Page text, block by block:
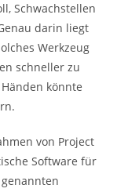
Schwachstellen
darin liegt
Werkzeug
schneller zu
könnte
von Project
Software für